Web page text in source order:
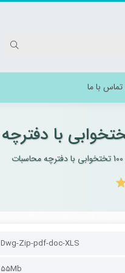
تماس با ما
Dwg-Zip-pdf-doc-XLS
55Mb